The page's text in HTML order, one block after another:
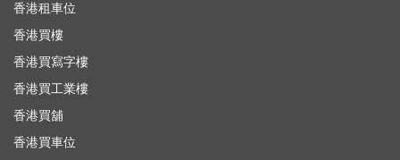
香港租車位
香港買樓
香港買寫字樓
香港買工業樓
香港買舖
香港買車位